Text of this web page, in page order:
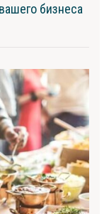
бизнеса